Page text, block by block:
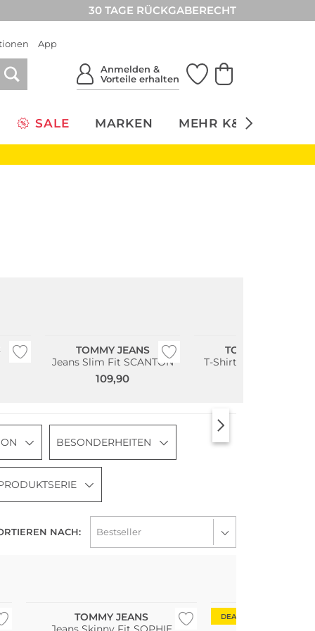
30 TAGE RÜCKGABERECHT
App
Anmelden &
Vorteile erhalten
SALE MARKEN MEHR K&Ö
TOMMY JEANS
Jeans Slim Fit SCANTON
109,90
TOMMY JEANS
T-Shirt Slim Fit
BESONDERHEITEN
NACH:
TOMMY JEANS
DEAL